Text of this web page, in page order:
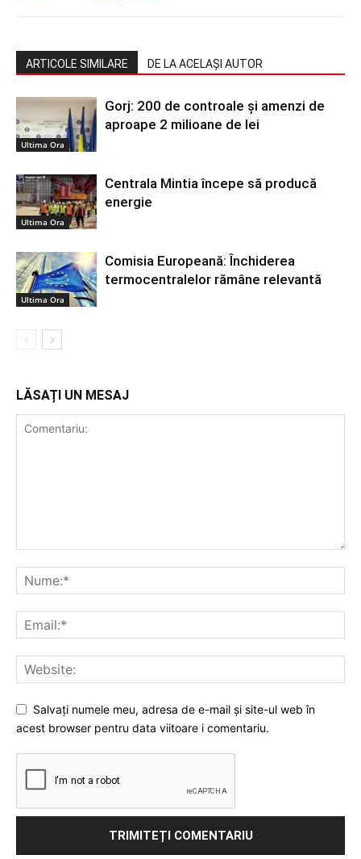
ARTICOLE SIMILARE DE LA ACELAȘI AUTOR
Ultima Ora
Gorj: 200 de controale și amenzi de
aproape 2 milioane de lei
Ultima Ora
Centrala Mintia începe să producă
energie
Ultima Ora
Comisia Europeană: Închiderea
termocentralelor rămâne relevantă
LĂSAȚI UN MESAJ
Salvați numele meu, adresa de e-mail și site-ul web în
acest browser pentru data viitoare i comentariu.